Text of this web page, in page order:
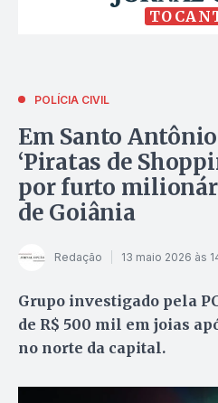
POLÍCIA CIVIL
Em Santo
‘Piratas de
por furto
de Goiânia
Redação 13 maio 2026 às
Grupo investigado pela
de R$ 500 mil em joias
no norte da capital.